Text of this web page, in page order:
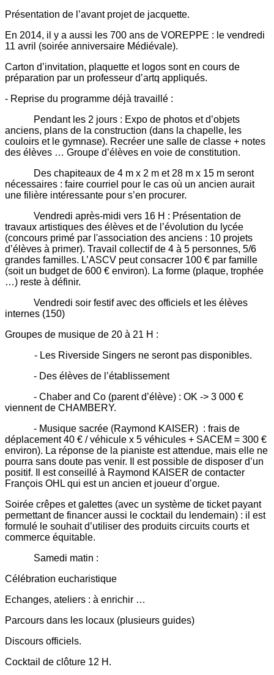
Présentation de l’avant projet de jacquette.
En 2014, il y a aussi les 700 ans de VOREPPE : le vendredi
11 avril (soirée anniversaire Médiévale).
Carton d’invitation, plaquette et logos sont en cours de
préparation par un professeur d’artq appliqués.
- Reprise du programme déjà travaillé :
Pendant les 2 jours : Expo de photos et d’objets
anciens, plans de la construction (dans la chapelle, les
couloirs et le gymnase). Recréer une salle de classe + notes
des élèves … Groupe d’élèves en voie de constitution.
Des chapiteaux de 4 m x 2 m et 28 m x 15 m seront
nécessaires : faire courriel pour le cas où un ancien aurait
une filière intéressante pour s’en procurer.
Vendredi après-midi vers 16 H : Présentation de
travaux artistiques des élèves et de l’évolution du lycée
(concours primé par l'association des anciens : 10 projets
d’élèves à primer). Travail collectif de 4 à 5 personnes, 5/6
grandes familles. L’ASCV peut consacrer 100 € par famille
(soit un budget de 600 € environ). La forme (plaque, trophée
…) reste à définir.
Vendredi soir festif avec des officiels et les élèves
internes (150)
Groupes de musique de 20 à 21 H :
- Les Riverside Singers ne seront pas disponibles.
- Des élèves de l’établissement
- Chaber and Co (parent d’élève) : OK -> 3 000 €
viennent de CHAMBERY.
- Musique sacrée (Raymond KAISER) : frais de
déplacement 40 € / véhicule x 5 véhicules + SACEM = 300 €
environ). La réponse de la pianiste est attendue, mais elle ne
pourra sans doute pas venir. Il est possible de disposer d’un
positif. Il est conseillé à Raymond KAISER de contacter
François OHL qui est un ancien et joueur d’orgue.
Soirée crêpes et galettes (avec un système de ticket payant
permettant de financer aussi le cocktail du lendemain) : il est
formulé le souhait d’utiliser des produits circuits courts et
commerce équitable.
Samedi matin :
Célébration eucharistique
Echanges, ateliers : à enrichir …
Parcours dans les locaux (plusieurs guides)
Discours officiels.
Cocktail de clôture 12 H.